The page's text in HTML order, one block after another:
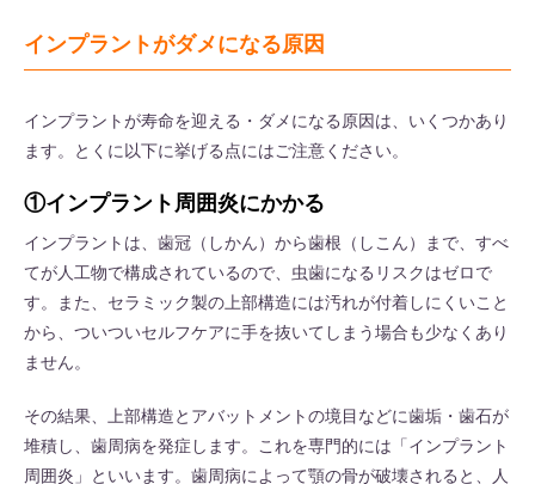
インプラントがダメになる原因
インプラントが寿命を迎える・ダメになる原因は、いくつかあり
ます。とくに以下に挙げる点にはご注意ください。
①インプラント周囲炎にかかる
インプラントは、歯冠（しかん）から歯根（しこん）まで、すべ
てが人工物で構成されているので、虫歯になるリスクはゼロで
す。また、セラミック製の上部構造には汚れが付着しにくいこと
から、ついついセルフケアに手を抜いてしまう場合も少なくあり
ません。
その結果、上部構造とアバットメントの境目などに歯垢・歯石が
堆積し、歯周病を発症します。これを専門的には「インプラント
周囲炎」といいます。歯周病によって顎の骨が破壊されると、人